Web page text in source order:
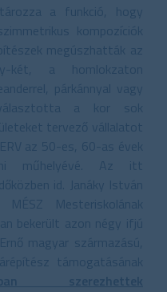
a funkció, hogy
kompozíciók
megúszhatták az
két, a homlokzaton
párkánnyal vagy
a kor sok
tervező vállalatot
az 50-es, 60-as évek
műhelyévé. Az itt
id. Janáky István
Mesteriskolának
bekerült azon négy ifjú
magyar származású,
támogatásának
szerezhettek